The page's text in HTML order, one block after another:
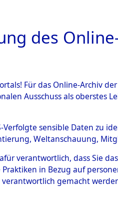
des
Für das Online-Archiv
Ausschuss als
Verfolgte sensible Daten zu
Weltanschauung,
verantwortlich, dass Sie
in Bezug auf
gemacht